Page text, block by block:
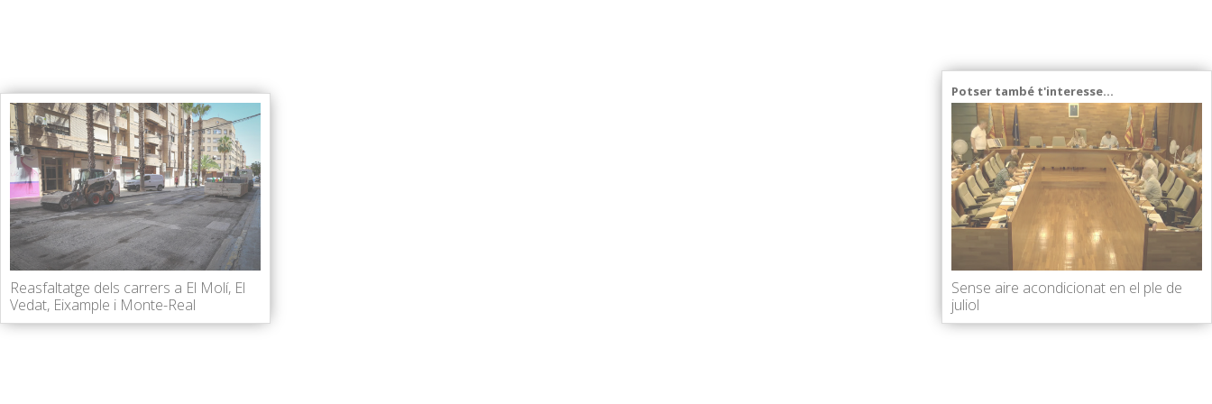
Reasfaltatge dels carrers a El Molí, El
Vedat, Eixample i Monte-Real
Potser també t'interesse...
Sense aire acondicionat en el ple de
juliol